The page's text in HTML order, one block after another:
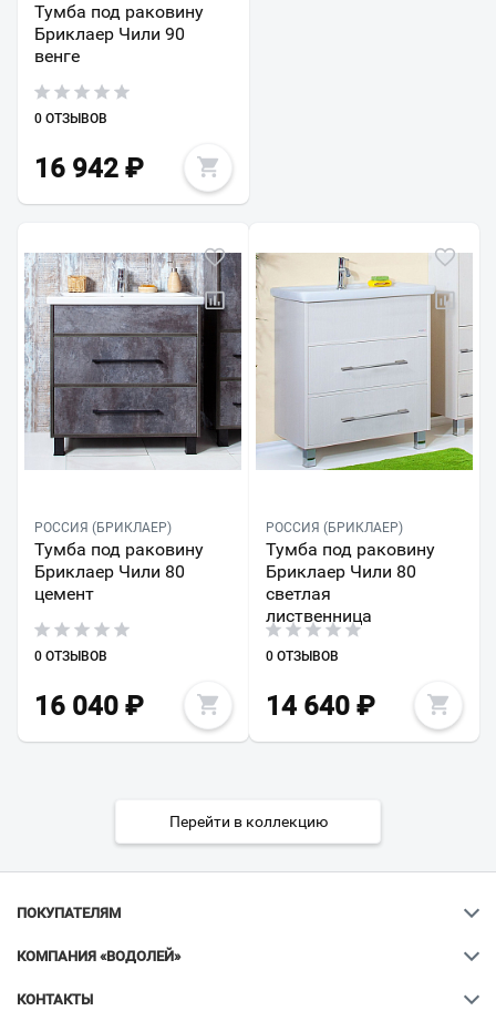
Тумба под раковину
Бриклаер Чили 90
венге
0 ОТЗЫВОВ
16 942 ₽
РОССИЯ (БРИКЛАЕР)
Тумба под раковину
Бриклаер Чили 80
цемент
0 ОТЗЫВОВ
16 040 ₽
РОССИЯ (БРИКЛАЕР)
Тумба под раковину
Бриклаер Чили 80
светлая
лиственница
0 ОТЗЫВОВ
14 640₽
Перейти в коллекцию
ПОКУПАТЕЛЯМ
КОМПАНИЯ «ВОДОЛЕЙ»
КОНТАКТЫ